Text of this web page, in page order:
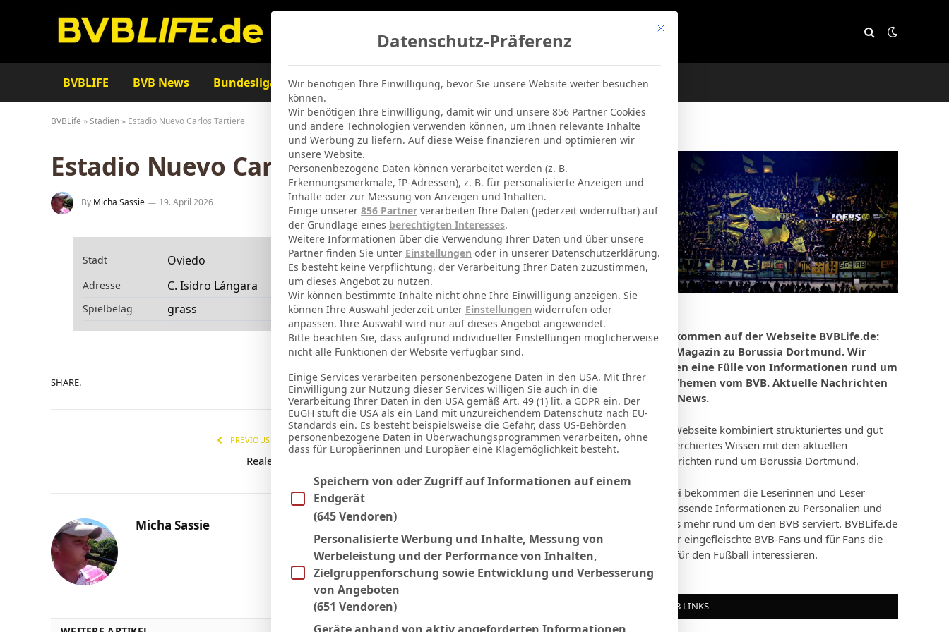
BVBLIFE BVB News Bundesliga Tabelle Champions League BVB-Netradio Erfolge
BVBLife »Stadien » Estadio Nuevo Carlos Tartiere
Estadio Nuevo Carlos Tartiere
By Micha Sassie 19. April 2026
Stadt Oviedo Teams Oviedo
Adresse C. Isidro Lángara Kapazität 30500
Spielbelag grass
SHARE.
Facebook Twitter Pinterest LinkedIn Tumblr Email
PREVIOUS ARTICLE
Reale Arena
NEXT ARTICLE
Estadio El Sadar
Micha Sassie
Willkommen auf der Webseite BVBLife.de:
Das Magazin zu Borussia Dortmund. Wir
bieten eine Fülle von Informationen rund um
die Themen vom BVB. Aktuelle Nachrichten
und News.
Die Webseite kombiniert strukturiertes und gut
recherchiertes Wissen mit den aktuellen
Nachrichten rund um Borussia Dortmund.
Dabei bekommen die Leserinnen und Leser
umfassende Informationen zu Personalien und
vieles mehr rund um den BVB serviert. BVBLife.de
ist für eingefleischte BVB-Fans und für Fans die
sich für den Fußball interessieren.
BVB LINKS
Mit diesem Button wird der Dialog geschlossen. Seine
Datenschutz-Präferenz
Wir benötigen Ihre Einwilligung, bevor Sie unsere Website weiter besuchen
können.
Wir benötigen Ihre Einwilligung, damit wir und unsere 856 Partner Cookies
und andere Technologien verwenden können, um Ihnen relevante Inhalte
und Werbung zu liefern. Auf diese Weise finanzieren und optimieren wir
unsere Website.
Personenbezogene Daten können verarbeitet werden (z. B.
Erkennungsmerkmale, IP-Adressen), z. B. für personalisierte Anzeigen und
Inhalte oder zur Messung von Anzeigen und Inhalten.
Einige unserer 856 Partner verarbeiten Ihre Daten (jederzeit widerrufbar) auf
der Grundlage eines berechtigten Interesses.
Weitere Informationen über die Verwendung Ihrer Daten und über unsere
Partner finden Sie unter Einstellungen oder in unserer Datenschutzerklärung.
Es besteht keine Verpflichtung, der Verarbeitung Ihrer Daten zuzustimmen,
um dieses Angebot zu nutzen.
Wir können bestimmte Inhalte nicht ohne Ihre Einwilligung anzeigen. Sie
können Ihre Auswahl jederzeit unter Einstellungen widerrufen oder
anpassen. Ihre Auswahl wird nur auf dieses Angebot angewendet.
Bitte beachten Sie, dass aufgrund individueller Einstellungen möglicherweise
nicht alle Funktionen der Website verfügbar sind.
Einige Services verarbeiten personenbezogene Daten in den USA. Mit Ihrer
Einwilligung zur Nutzung dieser Services willigen Sie auch in die
Verarbeitung Ihrer Daten in den USA gemäß Art. 49 (1) lit. a GDPR ein. Der
EuGH stuft die USA als ein Land mit unzureichendem Datenschutz nach EU-
Standards ein. Es besteht beispielsweise die Gefahr, dass US-Behörden
personenbezogene Daten in Überwachungsprogrammen verarbeiten, ohne
dass für Europäerinnen und Europäer eine Klagemöglichkeit besteht.
Im Folgenden finden Sie eine Liste der Zwecke des IAB Transparency and Consent Framework (TCF), für die eine Einwilligung erteilt
Speichern von oder Zugriff auf Informationen auf einem
Endgerät
(645 Vendoren)
Personalisierte Werbung und Inhalte, Messung von
Werbeleistung und der Performance von Inhalten,
Zielgruppenforschung sowie Entwicklung und Verbesserung
von Angeboten
(651 Vendoren)